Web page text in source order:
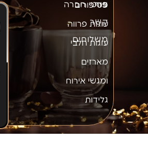
פטיפורים
עוגות פרווה
עוגות חלבי
מארזים
ומגשי אירוח
גלידות
צור
קשר
משלוחים
פרטי חברה